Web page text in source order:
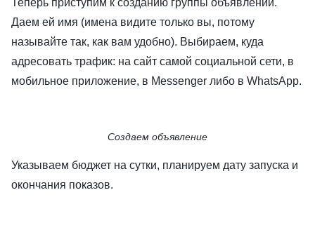
Даем ей имя (имена видите только вы, потому
называйте так, как вам удобно). Выбираем, куда
адресовать трафик: на сайт самой социальной сети, в
мобильное приложение, в Messenger либо в WhatsApp.
Создаем объявление
Указываем бюджет на сутки, планируем дату запуска и
окончания показов.